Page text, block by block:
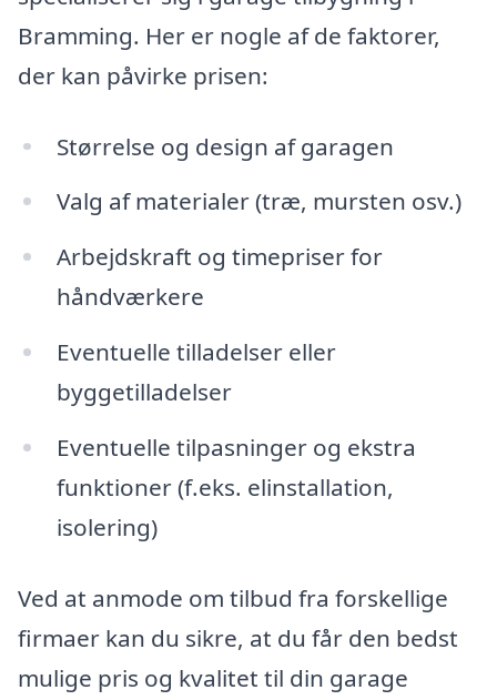
Bramming. Her er nogle af de faktorer,
der kan påvirke prisen:
Størrelse og design af garagen
Valg af materialer (træ, mursten osv.)
Arbejdskraft og timepriser for
håndværkere
Eventuelle tilladelser eller
byggetilladelser
Eventuelle tilpasninger og ekstra
funktioner (f.eks. elinstallation,
isolering)
Ved at anmode om tilbud fra forskellige
firmaer kan du sikre, at du får den bedst
mulige pris og kvalitet til din garage